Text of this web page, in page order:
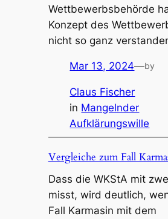
Wettbewerbsbehörde
Konzept des
nicht so ganz
Mar 13, 2024—by
Claus Fischer
in Mangelnder
Aufklärungswille
Vergleiche zum Fall
Dass die WKStA mit
misst, wird deutlich,
Fall Karmasin mit dem